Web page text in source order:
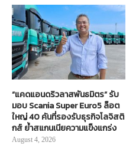
“แคดแอนดริวลาสพันธมิตร” รับ
มอบ Scania Super Euro5 ล็อต
ใหญ่ 40 คันที่รองรับธุรกิจโลจิสติ
กส์ ย้ำสแกนเนียความแข็งแกร่ง
August 4, 2026